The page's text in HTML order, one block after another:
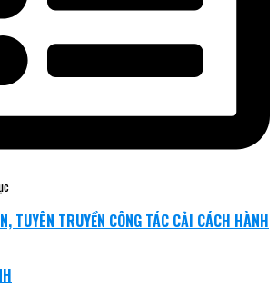
TUYÊN TRUYỀN CÔNG TÁC CẢI CÁCH HÀNH